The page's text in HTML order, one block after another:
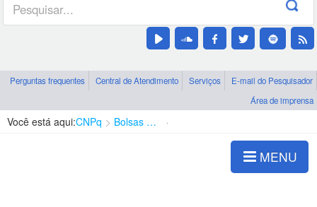
Perguntas frequentes Central de Atendimento Serviços
E-mail do Pesquisador
Área de imprensa
Você está aqui:CNPq Bolsas e Auxílios Vigentes
MENU